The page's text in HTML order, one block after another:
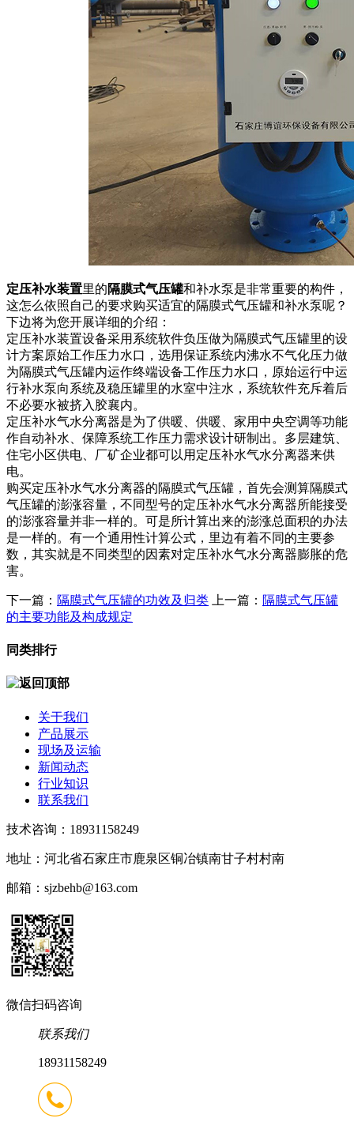
定压补水装置里的隔膜式气压罐和补水泵是非常重要的构件，
这怎么依照自己的要求购买适宜的隔膜式气压罐和补水泵呢？
下边将为您开展详细的介绍：
定压补水装置设备采用系统软件负压做为隔膜式气压罐里的设
计方案原始工作压力水口，选用保证系统内沸水不气化压力做
为隔膜式气压罐内运作终端设备工作压力水口，原始运行中运
行补水泵向系统及稳压罐里的水室中注水，系统软件充斥着后
不必要水被挤入胶襄内。
定压补水气水分离器是为了供暖、供暖、家用中央空调等功能
作自动补水、保障系统工作压力需求设计研制出。多层建筑、
住宅小区供电、厂矿企业都可以用定压补水气水分离器来供
电。
购买定压补水气水分离器的隔膜式气压罐，首先会测算隔膜式
气压罐的澎涨容量，不同型号的定压补水气水分离器所能接受
的澎涨容量并非一样的。可是所计算出来的澎涨总面积的办法
是一样的。有一个通用性计算公式，里边有着不同的主要参
数，其实就是不同类型的因素对定压补水气水分离器膨胀的危
害。
下一篇： 隔膜式气压罐的功效及归类 上一篇： 隔膜式气压罐
的主要功能及构成规定
同类排行
关于我们
产品展示
现场及运输
新闻动态
行业知识
联系我们
技术咨询：18931158249
地址：河北省石家庄市鹿泉区铜冶镇南甘子村村南
邮箱：sjzbehb@163.com
微信扫码咨询
联系我们
18931158249